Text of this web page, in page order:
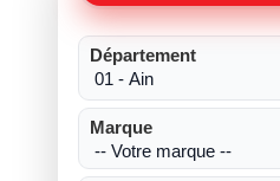
Département
Marque